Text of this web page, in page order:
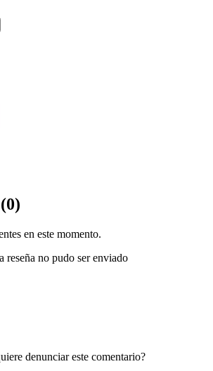
en este momento.
reseña no pudo ser enviado
denunciar este comentario?